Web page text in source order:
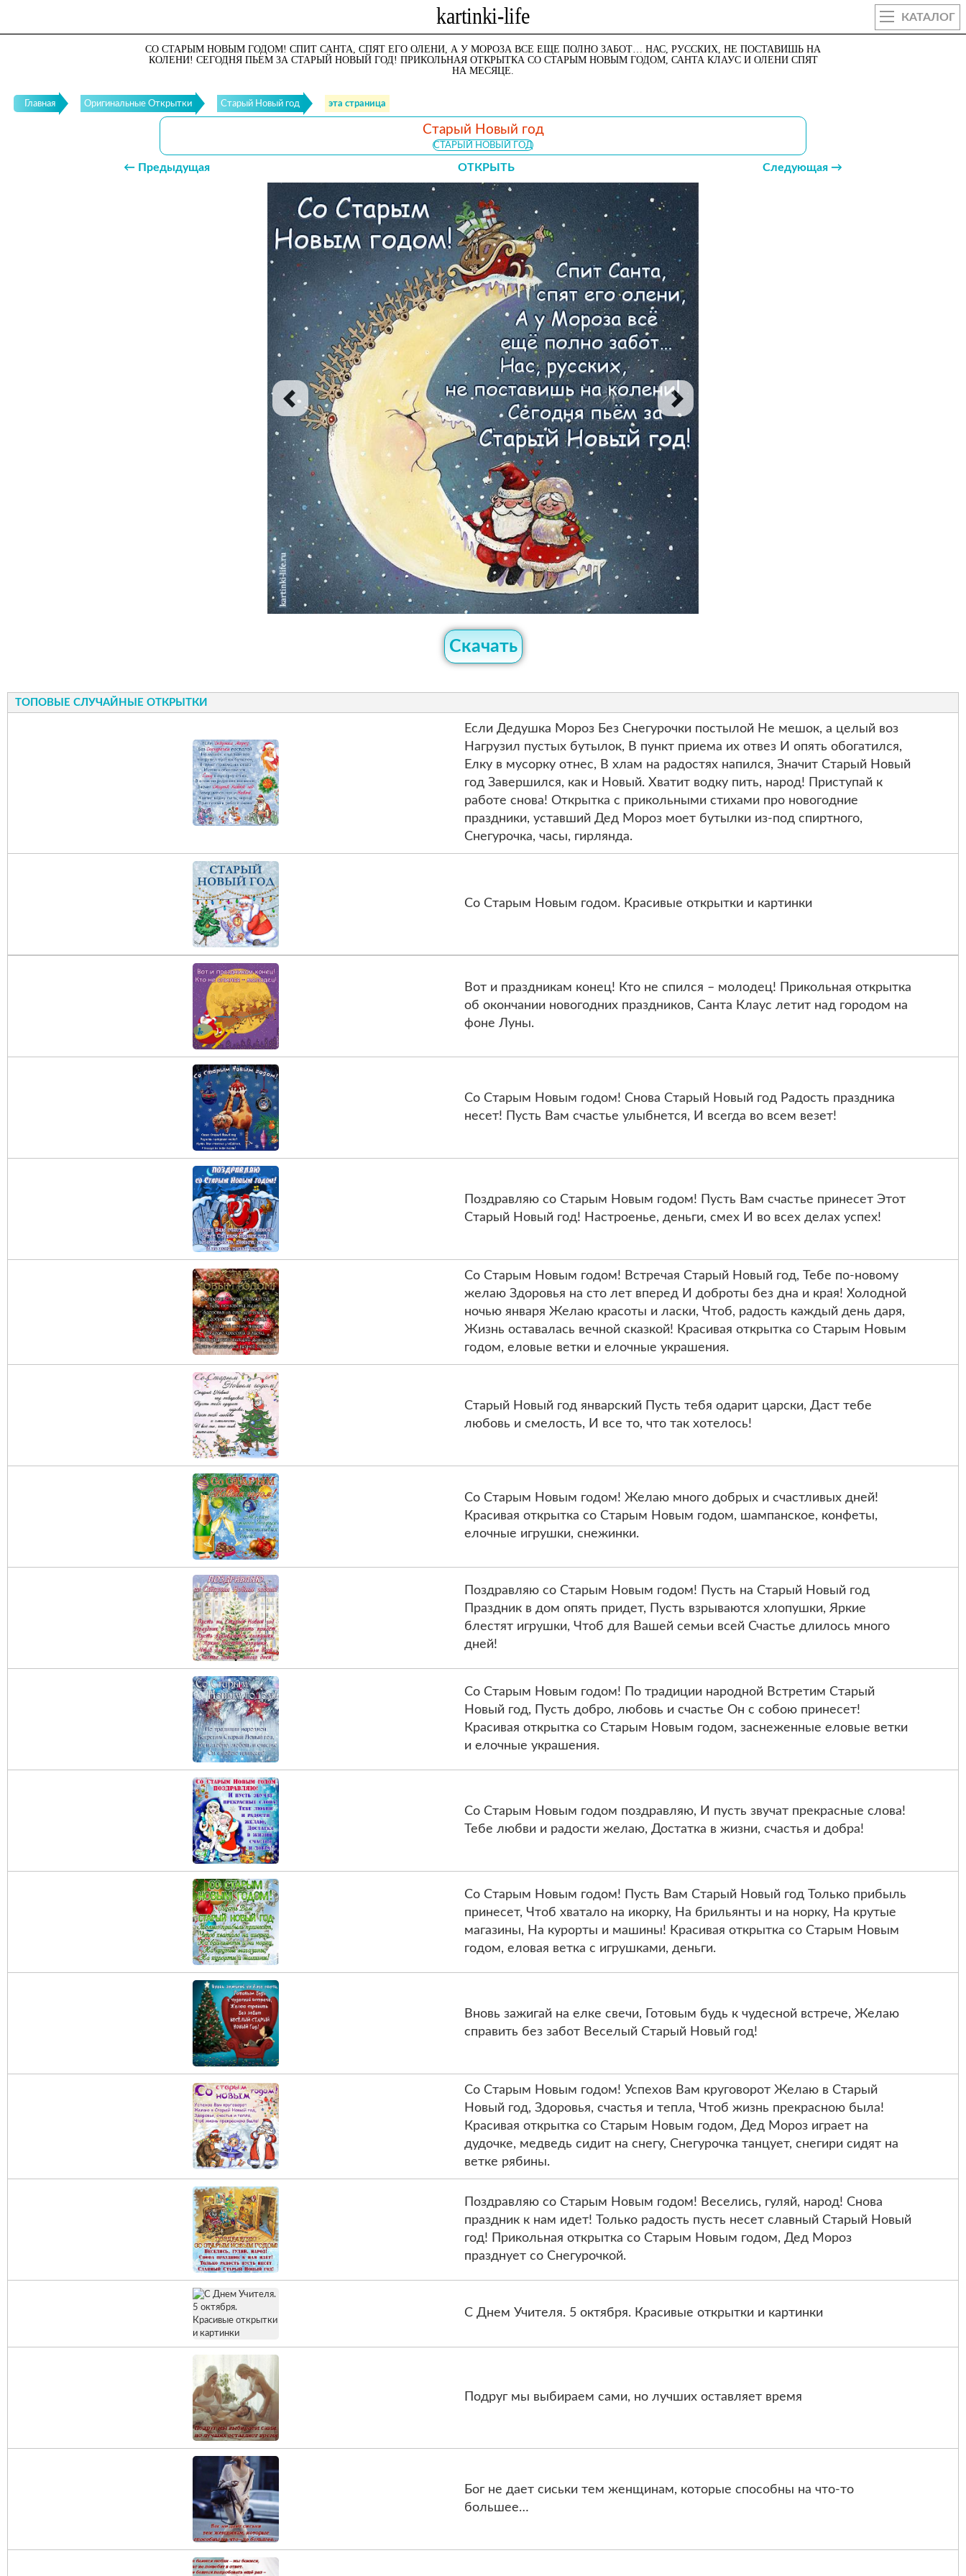
КАТАЛОГ
СО СТАРЫМ НОВЫМ ГОДОМ! СПИТ САНТА, СПЯТ ЕГО ОЛЕНИ, А У МОРОЗА ВСЕ ЕЩЕ ПОЛНО ЗАБОТ… НАС, РУССКИХ, НЕ ПОСТАВИШЬ НА
КОЛЕНИ! СЕГОДНЯ ПЬЕМ ЗА СТАРЫЙ НОВЫЙ ГОД! ПРИКОЛЬНАЯ ОТКРЫТКА СО СТАРЫМ НОВЫМ ГОДОМ, САНТА КЛАУС И ОЛЕНИ СПЯТ
НА МЕСЯЦЕ.
Главная Оригинальные Открытки Старый Новый год эта страница
Старый Новый год
СТАРЫЙ НОВЫЙ ГОД
← Предыдущая ОТКРЫТЬ Следующая →
Скачать
ТОПОВЫЕ СЛУЧАЙНЫЕ ОТКРЫТКИ
Если Дедушка Мороз Без Снегурочки постылой Не мешок, а целый воз
Нагрузил пустых бутылок, В пункт приема их отвез И опять обогатился,
Елку в мусорку отнес, В хлам на радостях напился, Значит Старый Новый
год Завершился, как и Новый. Хватит водку пить, народ! Приступай к
работе снова! Открытка с прикольными стихами про новогодние
праздники, уставший Дед Мороз моет бутылки из-под спиртного,
Снегурочка, часы, гирлянда.
Со Старым Новым годом. Красивые открытки и картинки
Вот и праздникам конец! Кто не спился – молодец! Прикольная открытка
об окончании новогодних праздников, Санта Клаус летит над городом на
фоне Луны.
Со Старым Новым годом! Снова Старый Новый год Радость праздника
несет! Пусть Вам счастье улыбнется, И всегда во всем везет!
Поздравляю со Старым Новым годом! Пусть Вам счастье принесет Этот
Старый Новый год! Настроенье, деньги, смех И во всех делах успех!
Со Старым Новым годом! Встречая Старый Новый год, Тебе по-новому
желаю Здоровья на сто лет вперед И доброты без дна и края! Холодной
ночью января Желаю красоты и ласки, Чтоб, радость каждый день даря,
Жизнь оставалась вечной сказкой! Красивая открытка со Старым Новым
годом, еловые ветки и елочные украшения.
Старый Новый год январский Пусть тебя одарит царски, Даст тебе
любовь и смелость, И все то, что так хотелось!
Со Старым Новым годом! Желаю много добрых и счастливых дней!
Красивая открытка со Старым Новым годом, шампанское, конфеты,
елочные игрушки, снежинки.
Поздравляю со Старым Новым годом! Пусть на Старый Новый год
Праздник в дом опять придет, Пусть взрываются хлопушки, Яркие
блестят игрушки, Чтоб для Вашей семьи всей Счастье длилось много
дней!
Со Старым Новым годом! По традиции народной Встретим Старый
Новый год, Пусть добро, любовь и счастье Он с собою принесет!
Красивая открытка со Старым Новым годом, заснеженные еловые ветки
и елочные украшения.
Со Старым Новым годом поздравляю, И пусть звучат прекрасные слова!
Тебе любви и радости желаю, Достатка в жизни, счастья и добра!
Со Старым Новым годом! Пусть Вам Старый Новый год Только прибыль
принесет, Чтоб хватало на икорку, На брильянты и на норку, На крутые
магазины, На курорты и машины! Красивая открытка со Старым Новым
годом, еловая ветка с игрушками, деньги.
Вновь зажигай на елке свечи, Готовым будь к чудесной встрече, Желаю
справить без забот Веселый Старый Новый год!
Со Старым Новым годом! Успехов Вам круговорот Желаю в Старый
Новый год, Здоровья, счастья и тепла, Чтоб жизнь прекрасною была!
Красивая открытка со Старым Новым годом, Дед Мороз играет на
дудочке, медведь сидит на снегу, Снегурочка танцует, снегири сидят на
ветке рябины.
Поздравляю со Старым Новым годом! Веселись, гуляй, народ! Снова
праздник к нам идет! Только радость пусть несет славный Старый Новый
год! Прикольная открытка со Старым Новым годом, Дед Мороз
празднует со Снегурочкой.
С Днем Учителя. 5 октября. Красивые открытки и картинки
Подруг мы выбираем сами, но лучших оставляет время
Бог не дает сиськи тем женщинам, которые способны на что-то
большее…